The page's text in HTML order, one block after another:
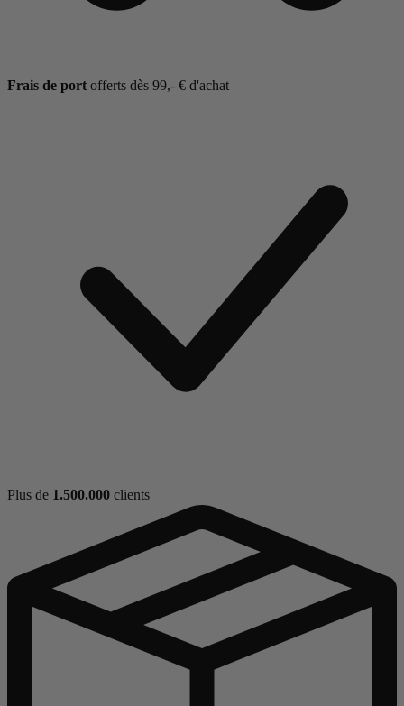
Frais de port offerts dès 99,- € d'achat
Plus de 1.500.000 clients